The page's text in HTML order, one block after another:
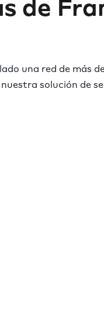
de
una red de más
solución de